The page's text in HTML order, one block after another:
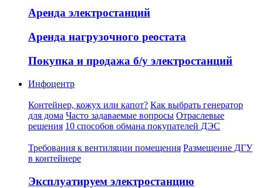
Аренда электростанций
Аренда нагрузочного реостата
Покупка и продажа б/у электростанций
Инфоцентр
Контейнер, кожух или капот? Как выбрать генератор
для дома Часто задаваемые вопросы Отраслевые
решения 10 способов обмана покупателей ДЭС
Требования к вентиляции помещения Размещение ДГУ
в контейнере
Эксплуатируем электростанцию